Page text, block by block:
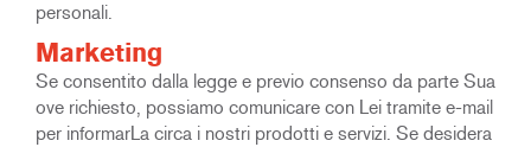
personali.
Marketing
Se consentito dalla legge e previo consenso da parte Sua
ove richiesto, possiamo comunicare con Lei tramite e-mail
per informarLa circa i nostri prodotti e servizi. Se desidera